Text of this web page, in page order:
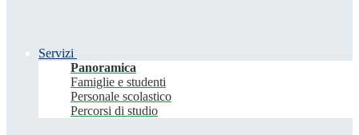
Servizi
Panoramica
Famiglie e studenti
Personale scolastico
Percorsi di studio